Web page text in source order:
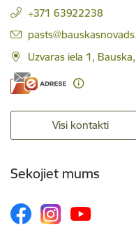
+371 63922238
E-pasts:
Uzvaras iela 1,
Visi kontakti
Sekojiet mums